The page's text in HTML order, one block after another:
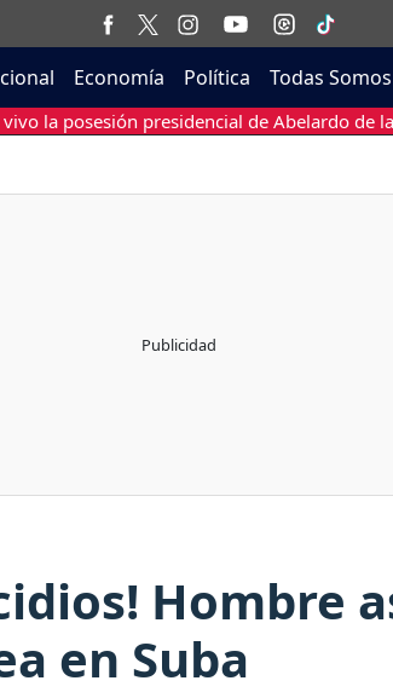
Economía Política Todas
vivo la posesión presidencial de Abelardo de
Hombre
en Suba